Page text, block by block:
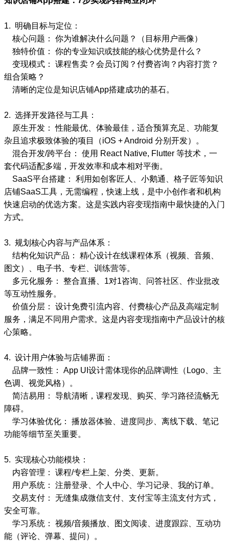
1. 明确目标与定位：
核心问题： 你为谁解决什么问题？（目标用户画像）
独特价值： 你的专业知识或技能的核心优势是什么？
变现模式： 课程售卖？会员订阅？付费咨询？内容打赏？
组合策略？
清晰的定位是知识店铺App搭建成功的基石。
2. 选择开发路径与工具：
原生开发： 性能最优、体验最佳，适合预算充足、功能复
杂且追求极致体验的项目（iOS + Android 分别开发）。
混合开发/跨平台： 使用 React Native, Flutter 等技术，一
套代码适配多端，开发效率和成本相对平衡。
SaaS平台搭建： 利用如创客匠人、小鹅通、格子匠等知识
店铺SaaS工具，无需编程，快速上线，是中小创作者和机构
快速启动的优选方案。这是实践内容变现指南中最快捷的入门
方式。
3. 规划核心内容与产品体系：
结构化知识产品： 精心设计在线课程体系（视频、音频、
图文）、电子书、专栏、训练营等。
多元化服务： 整合直播、1对1咨询、问答社区、作业批改
等互动性服务。
价值分层： 设计免费引流内容、付费核心产品及高端定制
服务，满足不同用户需求。这是内容变现指南中产品设计的核
心策略。
4. 设计用户体验与店铺界面：
品牌一致性： App UI设计需体现你的品牌调性（Logo、主
色调、视觉风格）。
简洁易用： 导航清晰，课程发现、购买、学习路径流畅无
障碍。
学习体验优化： 播放器体验、进度同步、离线下载、笔记
功能等细节至关重要。
5. 实现核心功能模块：
内容管理： 课程/专栏上架、分类、更新。
用户系统： 注册登录、个人中心、学习记录、我的订单。
交易支付： 无缝集成微信支付、支付宝等主流支付方式，
安全可靠。
学习系统： 视频/音频播放、图文阅读、进度跟踪、互动功
能（评论、弹幕、提问）。